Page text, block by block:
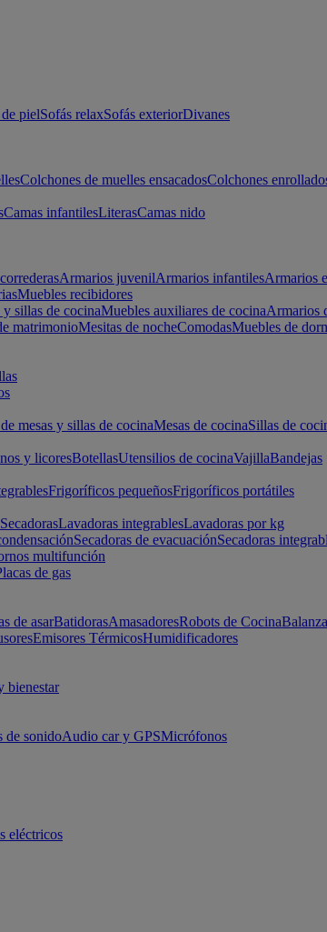
pielSofás relaxSofás exteriorDivanes
Colchones de muelles ensacadosColchones
Camas infantilesLiterasCamas nido
Armarios juvenilArmarios infantilesArmarios
Muebles recibidores
y sillas de cocinaMuebles auxiliares de cocinaArmarios
matrimonioMesitas de nocheComodasMuebles de
mesas y sillas de cocinaMesas de cocinaSillas de
y licoresBotellasUtensilios de cocinaVajillaBandejas
Frigoríficos pequeñosFrigoríficos portátiles
Lavadoras integrablesLavadoras por kg
Secadoras de evacuaciónSecadoras
multifunción
de gas
de asarBatidorasAmasadoresRobots de Cocina
Emisores TérmicosHumidificadores
bienestar
de sonidoAudio car y GPSMicrófonos
eléctricos